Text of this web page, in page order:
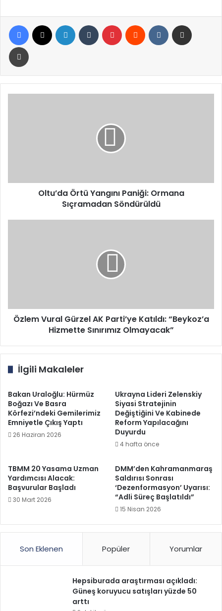
Facebook LinkedIn Tumblr Pinterest Reddit VKontakte
Yazdır
Oltu’da Örtü Yangını Paniği: Ormana
Sıçramadan Söndürüldü
Sınırımız
Olmayacak”
Özlem Vural Gürzel AK Parti’ye Katıldı: “Beykoz’a
Hizmette Sınırımız Olmayacak”
İlgili Makaleler
Bakan Uraloğlu: Hürmüz
Boğazı Ve Basra
Körfezi’ndeki Gemilerimiz
Emniyetle Çıkış Yaptı
26 Haziran 2026
Ukrayna Lideri Zelenskiy
Siyasi Stratejinin
Değiştiğini Ve Kabinede
Reform Yapılacağını
Duyurdu
4 hafta önce
TBMM 20 Yasama Uzman
Yardımcısı Alacak:
Başvurular Başladı
30 Mart 2026
DMM’den Kahramanmaraş
Saldırısı Sonrası
‘Dezenformasyon’ Uyarısı:
“Adli Süreç Başlatıldı”
15 Nisan 2026
Son Eklenen Popüler Yorumlar
Hepsiburada araştırması açıkladı:
Güneş koruyucu satışları yüzde 50
arttı